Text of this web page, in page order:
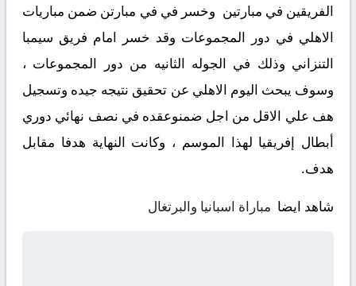
الفريقين في مبارتين وخسر في في مبارتن ضمن مباريات
الاهلي في دور المجموعات وقد خسر امام فريق سيمبا
التنزاني وذلك في الجوله الثانيه من دور المجموعات ،
وسوف يبحث اليوم الاهلي عن تحقيق نتيجه جيده وتسجيل
هف علي الاقل من اجل ضمنوعقده في نصف نهائي دوري
أبطال إفريقيا لهذا الموسم ، وكانت النهاية هدفا مقابل
هدف.
شاهد ايضا مباراة اسبانيا والبرتغال